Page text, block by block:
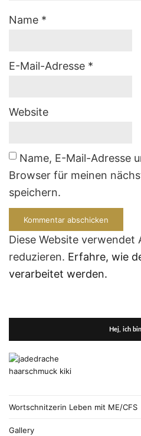
Name *
E-Mail-Adresse *
Website
Name, E-Mail-Adresse
Browser für meinen
speichern.
Diese Website verwendet
reduzieren. Erfahre, wie
verarbeitet werden.
Hej, ich
Wortschnitzerin Leben mit ME/CFS
Gallery